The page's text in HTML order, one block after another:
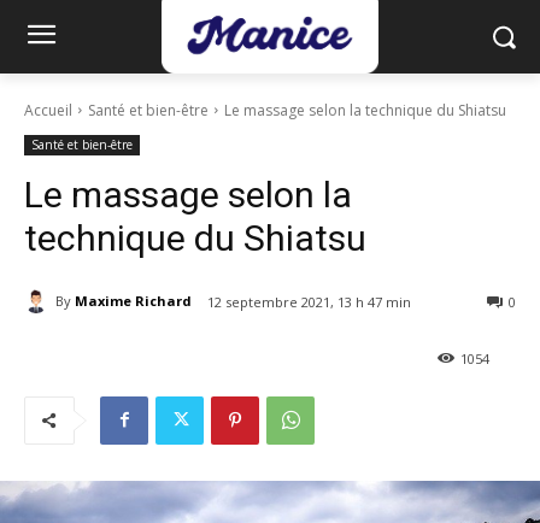
Accueil Santé et bien-être Le massage selon la technique du Shiatsu
Santé et bien-être
Le massage selon la
technique du Shiatsu
By Maxime Richard 12 septembre 2021, 13 h 47 min 0
1054